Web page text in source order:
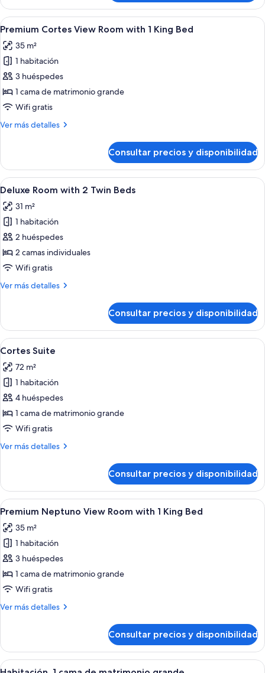
Room
with
1
Bed
Abrir
todas
las
fotos
de
Premium
Cortes
Room
King
Bed
Habitación de hotel con una cama
5
Premium Cortes View Room with 1 King Bed
35 m²
1 habitación
3 huéspedes
1 cama de matrimonio grande
Wifi gratis
Ver más detalles
Más
Cortes
View
Room
King
Bed
Consultar precios y disponibilidad
Abrir
todas
las
fotos
de
Deluxe
Room
2
Habitación de hotel con dos camas,
5
Deluxe Room with 2 Twin Beds
31 m²
1 habitación
2 huéspedes
2 camas individuales
Wifi gratis
Ver más detalles
Más
Room
with
2
Beds
Consultar precios y disponibilidad
Abrir
todas
las
fotos
de
Cortes
Suite
Un comedor con una mesa
7
Cortes Suite
72 m²
1 habitación
4 huéspedes
1 cama de matrimonio grande
Wifi gratis
Ver más detalles
Más
Suite
Consultar precios y disponibilidad
Abrir
todas
las
fotos
de
Premium
Neptuno
Room
King
Bed
Un dormitorio con una cama
5
Premium Neptuno View Room with 1 King Bed
35 m²
1 habitación
3 huéspedes
1 cama de matrimonio grande
Wifi gratis
Ver más detalles
Más
Neptuno
View
Room
Consultar precios y disponibilidad
Abrir
Una habitación con chimenea, un
8